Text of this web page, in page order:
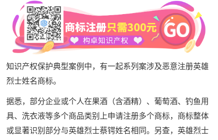
知识产权保护典型案例中，有一起系列案涉及恶意注册英雄
烈士姓名商标。
据悉，部分企业或个人在果酒（含酒精）、葡萄酒、钓鱼用
具、洗衣液等多个商品类别上申请注册多个商标，商标整体
或显著识别部分与英雄烈士蔡锷姓名相同。另查，英雄烈士